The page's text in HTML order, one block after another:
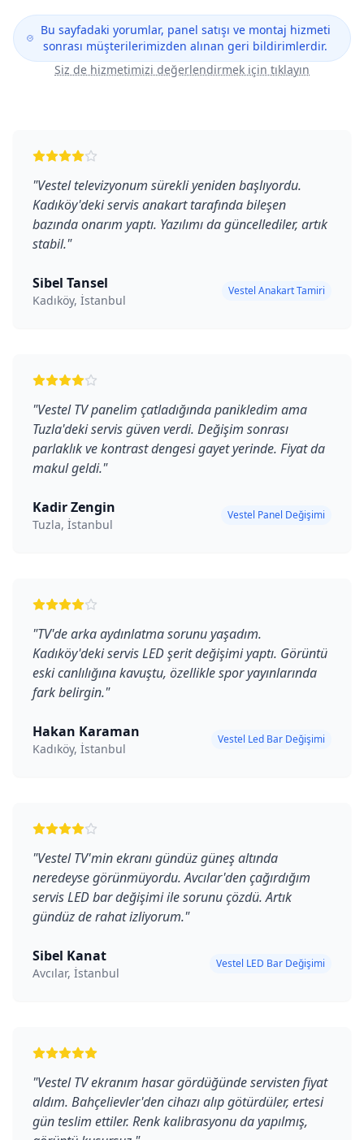
Bu sayfadaki yorumlar, panel satışı ve montaj hizmeti
sonrası müşterilerimizden alınan geri bildirimlerdir.
Siz de hizmetimizi değerlendirmek için tıklayın
"Vestel televizyonum sürekli yeniden başlıyordu.
Kadıköy'deki servis anakart tarafında bileşen
bazında onarım yaptı. Yazılımı da güncellediler, artık
stabil."
Sibel Tansel
Kadıköy, İstanbul
Vestel Anakart Tamiri
"Vestel TV panelim çatladığında panikledim ama
Tuzla'deki servis güven verdi. Değişim sonrası
parlaklık ve kontrast dengesi gayet yerinde. Fiyat da
makul geldi."
Kadir Zengin
Tuzla, İstanbul
Vestel Panel Değişimi
"TV'de arka aydınlatma sorunu yaşadım.
Kadıköy'deki servis LED şerit değişimi yaptı. Görüntü
eski canlılığına kavuştu, özellikle spor yayınlarında
fark belirgin."
Hakan Karaman
Kadıköy, İstanbul
Vestel Led Bar Değişimi
"Vestel TV'min ekranı gündüz güneş altında
neredeyse görünmüyordu. Avcılar'den çağırdığım
servis LED bar değişimi ile sorunu çözdü. Artık
gündüz de rahat izliyorum."
Sibel Kanat
Avcılar, İstanbul
Vestel LED Bar Değişimi
"Vestel TV ekranım hasar gördüğünde servisten fiyat
aldım. Bahçelievler'den cihazı alıp götürdüler, ertesi
gün teslim ettiler. Renk kalibrasyonu da yapılmış,